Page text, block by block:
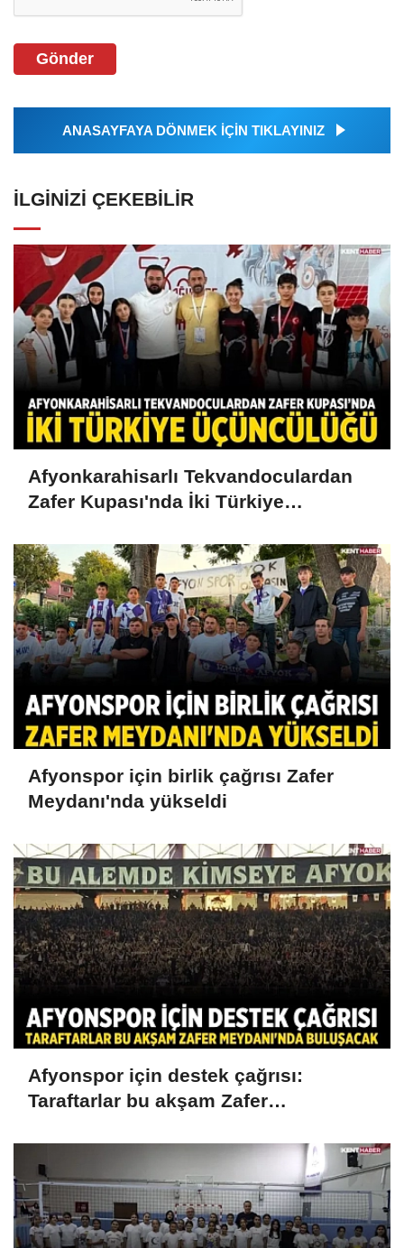
Gönder
ANASAYFAYA DÖNMEK İÇİN TIKLAYINIZ
İLGINIZI ÇEKEBILIR
Afyonkarahisarlı Tekvandoculardan
Zafer Kupası'nda İki Türkiye
Afyonspor için birlik çağrısı Zafer
Meydanı'nda yükseldi
Afyonspor için destek çağrısı:
Taraftarlar bu akşam Zafer